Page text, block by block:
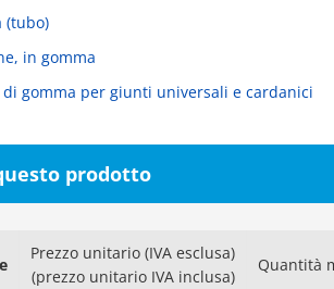
(tubo)
in gomma
gomma per giunti universali e cardanici
prodotto
Prezzo unitario (IVA esclusa)
(prezzo unitario IVA inclusa)
Quantità